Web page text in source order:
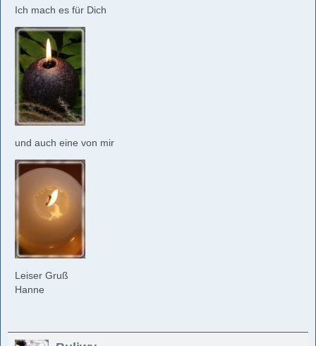
Ich mach es für Dich
und auch eine von mir
Leiser Gruß
Hanne